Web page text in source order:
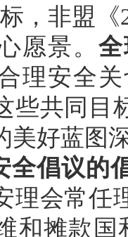
，非盟
愿景。
理安全
些共同目
美好蓝图
全倡议的
理会常任
和摊款国